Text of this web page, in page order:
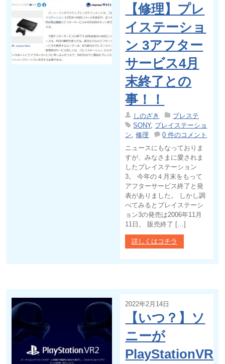
【修理】プレ
イステーショ
ン 3アフター
サービス4月
末終了との
事！！
しのざき
プレステ
SONY, プレイステーショ
ン,修理
0 件のコメント
ニュースにもなっておりま
すが、みなさまに愛されま
したプレイステーション
3。 今年の４月末をもって
アフターサービス終了と発
表がありました。 しかし調
べてみるとプレイステーシ
ョン3の発売は2006年11月
11日。 販売終了 […]
詳しくはコチラ
2022年2月14日
【いつ？】ソ
ニーが
PlayStationVR2